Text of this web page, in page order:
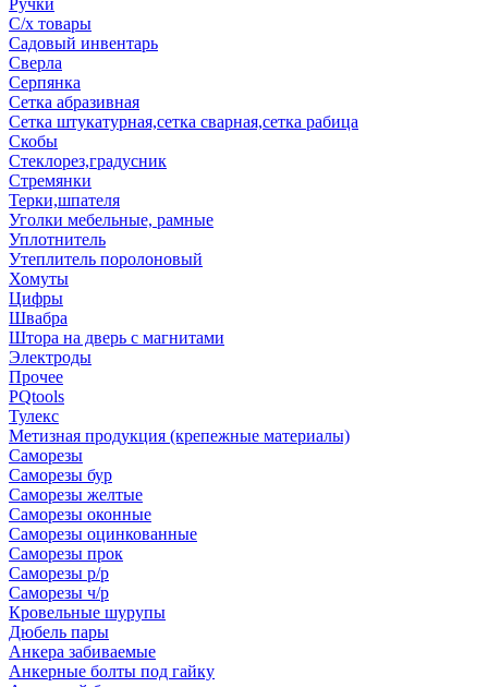
Ручки
С/х товары
Садовый инвентарь
Сверла
Серпянка
Сетка абразивная
Сетка штукатурная,сетка сварная,сетка рабица
Скобы
Стеклорез,градусник
Стремянки
Терки,шпателя
Уголки мебельные, рамные
Уплотнитель
Утеплитель поролоновый
Хомуты
Цифры
Швабра
Штора на дверь с магнитами
Электроды
Прочее
PQtools
Тулекс
Метизная продукция (крепежные материалы)
Саморезы
Саморезы бур
Саморезы желтые
Саморезы оконные
Саморезы оцинкованные
Саморезы прок
Саморезы р/р
Саморезы ч/р
Кровельные шурупы
Дюбель пары
Анкера забиваемые
Анкерные болты под гайку